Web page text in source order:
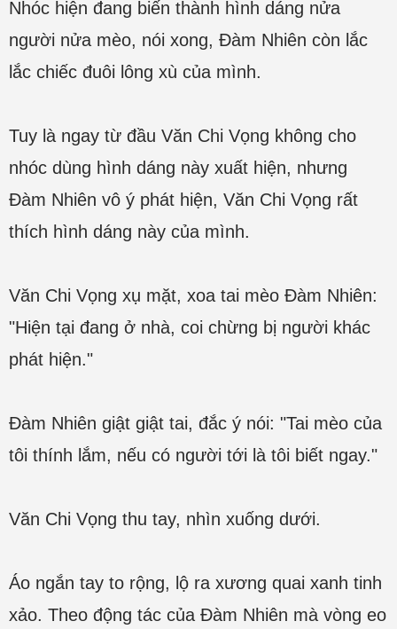
Nhóc hiện đang biến thành hình dáng nửa
người nửa mèo, nói xong, Đàm Nhiên còn lắc
lắc chiếc đuôi lông xù của mình.
Tuy là ngay từ đầu Văn Chi Vọng không cho
nhóc dùng hình dáng này xuất hiện, nhưng
Đàm Nhiên vô ý phát hiện, Văn Chi Vọng rất
thích hình dáng này của mình.
Văn Chi Vọng xụ mặt, xoa tai mèo Đàm Nhiên:
"Hiện tại đang ở nhà, coi chừng bị người khác
phát hiện."
Đàm Nhiên giật giật tai, đắc ý nói: "Tai mèo của
tôi thính lắm, nếu có người tới là tôi biết ngay."
Văn Chi Vọng thu tay, nhìn xuống dưới.
Áo ngắn tay to rộng, lộ ra xương quai xanh tinh
xảo. Theo động tác của Đàm Nhiên mà vòng eo